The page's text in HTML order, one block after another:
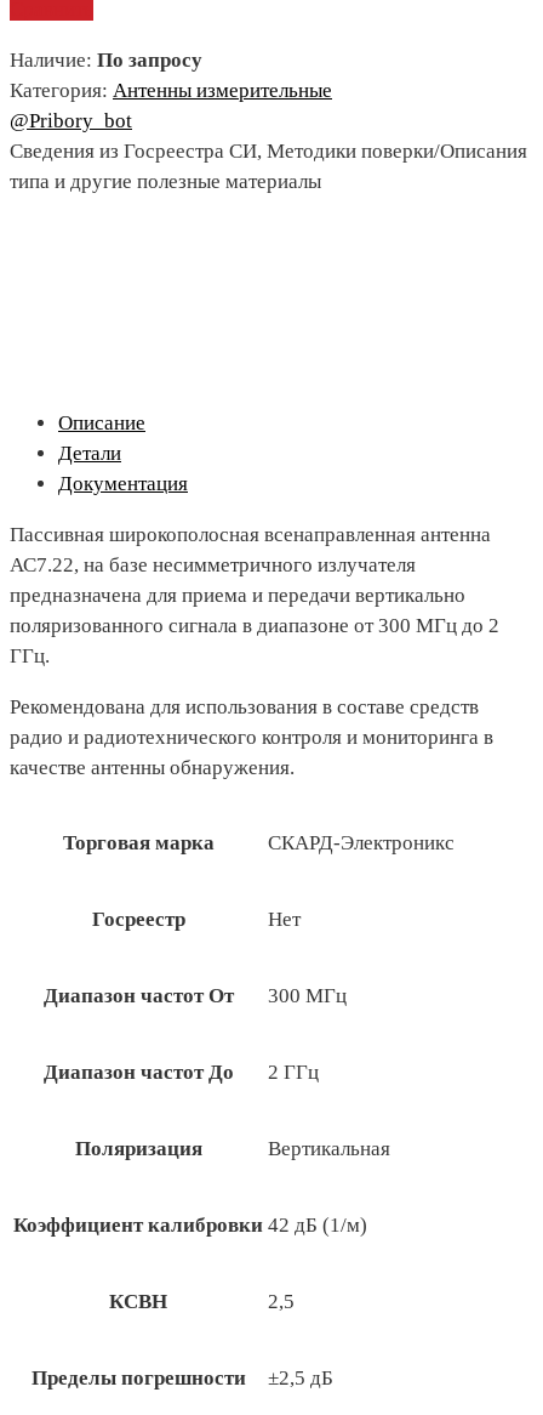
Наличие: По запросу
Категория: Антенны измерительные
@Pribory_bot
Сведения из Госреестра СИ, Методики поверки/Описания
типа и другие полезные материалы
Описание
Детали
Документация
Пассивная широкополосная всенаправленная антенна
АС7.22, на базе несимметричного излучателя
предназначена для приема и передачи вертикально
поляризованного сигнала в диапазоне от 300 МГц до 2
ГГц.
Рекомендована для использования в составе средств
радио и радиотехнического контроля и мониторинга в
качестве антенны обнаружения.
Торговая марка СКАРД-Электроникс
Госреестр Нет
Диапазон частот От 300 МГц
Диапазон частот До 2 ГГц
Поляризация Вертикальная
Коэффициент калибровки 42 дБ (1/м)
КСВН 2,5
Пределы погрешности ±2,5 дБ